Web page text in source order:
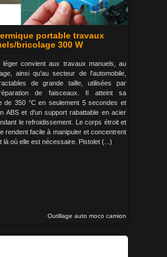
portable travaux
bricolage 300 W
léger convient aux travaux manuels, au
ainsi qu'au secteur de l'automobile,
de grande taille, utilisées par
de faisceaux. Il atteint sa
de 350 °C en seulement 5 secondes et
ABS et d'un support rabattable en acier
le refroidissement. Le corps étroit et
rendent facile à manipuler et concentrent
là où elle est nécessaire. Pistolet (...)
Outillage auto moco camion